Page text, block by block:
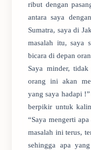
ribut dengan
antara saya
Sumatra, saya di
masalah itu, saya
bicara di depan
Saya minder,
orang ini akan
yang saya hadapi
berpikir untuk
“Saya mengerti
masalah ini terus,
sehingga apa